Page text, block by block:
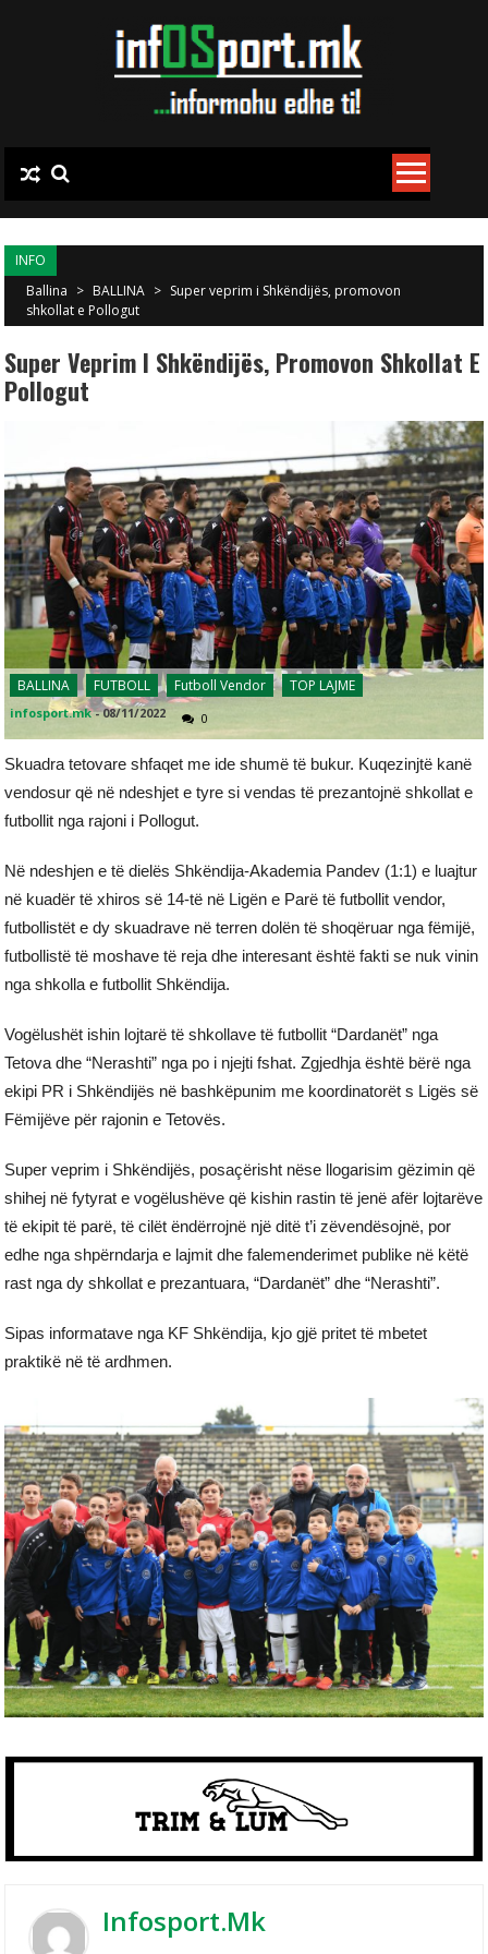
INFO
Ballina > BALLINA > Super veprim i Shkëndijës, promovon
shkollat e Pollogut
Super Veprim I Shkëndijës, Promovon Shkollat E
Pollogut
BALLINA FUTBOLL Futboll Vendor TOP LAJME
infosport.mk -08/11/2022 0
Skuadra tetovare shfaqet me ide shumë të bukur. Kuqezinjtë kanë
vendosur që në ndeshjet e tyre si vendas të prezantojnë shkollat e
futbollit nga rajoni i Pollogut.
Në ndeshjen e të dielës Shkëndija-Akademia Pandev (1:1) e luajtur
në kuadër të xhiros së 14-të në Ligën e Parë të futbollit vendor,
futbollistët e dy skuadrave në terren dolën të shoqëruar nga fëmijë,
futbollistë të moshave të reja dhe interesant është fakti se nuk vinin
nga shkolla e futbollit Shkëndija.
Vogëlushët ishin lojtarë të shkollave të futbollit “Dardanët” nga
Tetova dhe “Nerashti” nga po i njejti fshat. Zgjedhja është bërë nga
ekipi PR i Shkëndijës në bashkëpunim me koordinatorët s Ligës së
Fëmijëve për rajonin e Tetovës.
Super veprim i Shkëndijës, posaçërisht nëse llogarisim gëzimin që
shihej në fytyrat e vogëlushëve që kishin rastin të jenë afër lojtarëve
të ekipit të parë, të cilët ëndërrojnë një ditë t’i zëvendësojnë, por
edhe nga shpërndarja e lajmit dhe falemenderimet publike në këtë
rast nga dy shkollat e prezantuara, “Dardanët” dhe “Nerashti”.
Sipas informatave nga KF Shkëndija, kjo gjë pritet të mbetet
praktikë në të ardhmen.
Infosport.mk